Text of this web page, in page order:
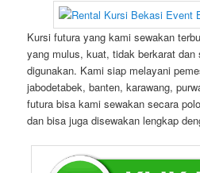
Kursi futura yang kami sewakan
yang mulus, kuat, tidak berkarat dan
digunakan. Kami siap melayani
jabodetabek, banten, karawang,
futura bisa kami sewakan secara
dan bisa juga disewakan lengkap